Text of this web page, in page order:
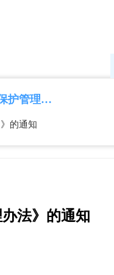
菏泽市人民政府办公室关于印发《菏泽民用机场净空和电磁环境保护管理办法》的通知
的通知
法》的通知